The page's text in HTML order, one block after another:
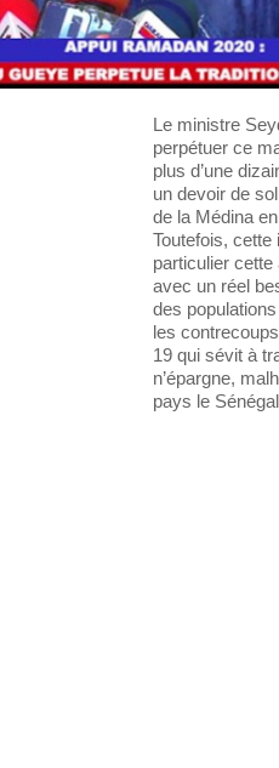
Le ministre
perpétuer ce
plus d’une
un devoir de
de la Médina
Toutefois, cette
particulier cette
avec un réel
des
les
19 qui sévit à
n’épargne,
pays le